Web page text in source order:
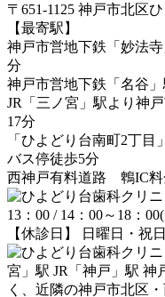
〒651-1125 神戸市北区
【最寄駅】
神戸市営地下鉄「妙法
分
神戸市営地下鉄「名谷
JR「三ノ宮」駅より神
17分
「ひよどり台南町2丁目
バス停徒歩5分
西神戸有料道路 鵯IC料
13：00 / 14：00～18：
【休診日】 日曜日・祝日
宮」駅 JR「神戸」駅 神
く、近隣の神戸市北区